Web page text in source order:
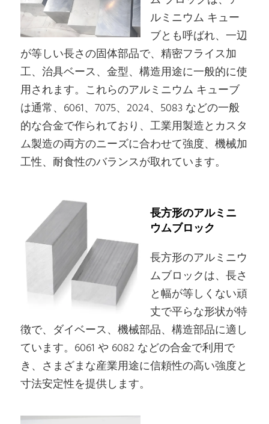
ルミニウム キュー
ブとも呼ばれ、一辺
が等しい長さの固体部品で、精密フライス加
工、治具ベース、金型、構造用途に一般的に使
用されます。これらのアルミニウム キューブ
は通常、6061、7075、2024、5083 などの一般
的な合金で作られており、工業用製造とカスタ
ム製造の両方のニーズに合わせて強度、機械加
工性、耐食性のバランスが取れています。
長方形のアルミニ
ウムブロック
長方形のアルミニウ
ムブロックは、長さ
と幅が等しくない頑
丈で平らな形状が特
徴で、ダイベース、機械部品、構造部品に適し
ています。6061 や 6082 などの合金で利用で
き、さまざまな産業用途に信頼性の高い強度と
寸法安定性を提供します。